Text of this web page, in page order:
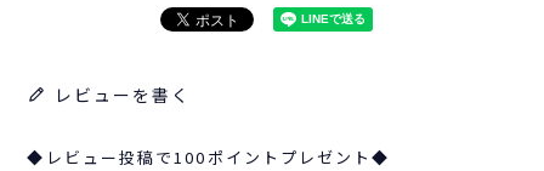
レビューを書く
◆レビュー投稿で100ポイントプレゼント◆